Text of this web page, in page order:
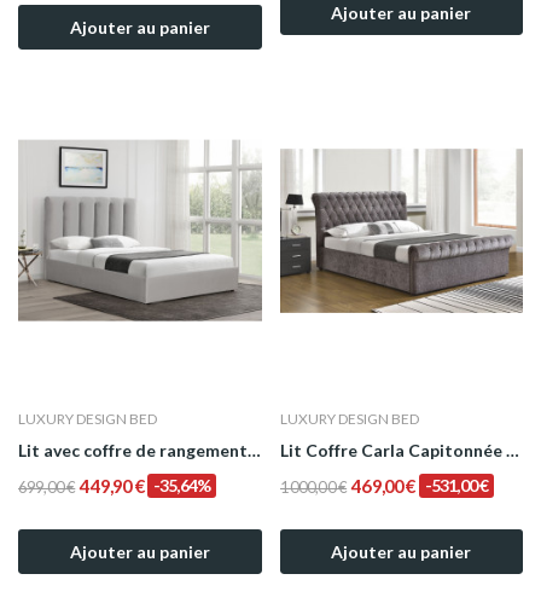
Ajouter au panier
Ajouter au panier
LUXURY DESIGN BED
Lit avec coffre de rangement en velours GRIS...
699,00 € 449,90 € -35,64%
Ajouter au panier
LUXURY DESIGN BED
Lit Coffre Carla Capitonnée en Tissu Gris
1 000,00 € 469,00 € -531,00 €
Ajouter au panier